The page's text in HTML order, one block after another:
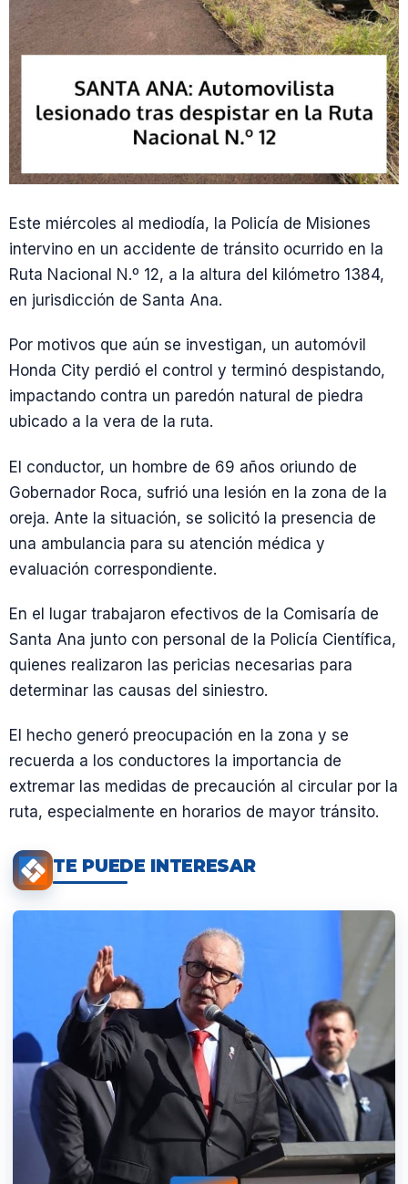
Este miércoles al mediodía, la Policía de Misiones
intervino en un accidente de tránsito ocurrido en la
Ruta Nacional N.º 12, a la altura del kilómetro 1384,
en jurisdicción de Santa Ana.
Por motivos que aún se investigan, un automóvil
Honda City perdió el control y terminó despistando,
impactando contra un paredón natural de piedra
ubicado a la vera de la ruta.
El conductor, un hombre de 69 años oriundo de
Gobernador Roca, sufrió una lesión en la zona de la
oreja. Ante la situación, se solicitó la presencia de
una ambulancia para su atención médica y
evaluación correspondiente.
En el lugar trabajaron efectivos de la Comisaría de
Santa Ana junto con personal de la Policía Científica,
quienes realizaron las pericias necesarias para
determinar las causas del siniestro.
El hecho generó preocupación en la zona y se
recuerda a los conductores la importancia de
extremar las medidas de precaución al circular por la
ruta, especialmente en horarios de mayor tránsito.
TE PUEDE INTERESAR